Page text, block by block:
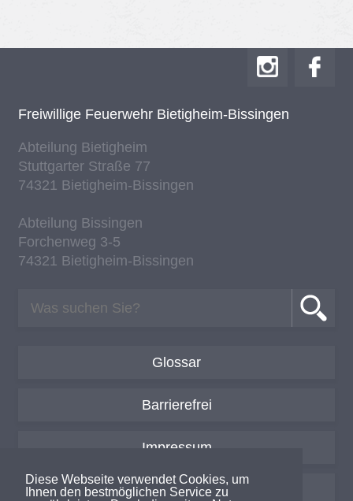
Diese Webseite verwendet Cookies, um
Ihnen den bestmöglichen Service zu
Frei­wil­li­ge Feu­er­wehr Bie­tig­heim-Bis­sin­gen
Ab­tei­lung Bie­tig­heim
Stutt­gar­ter Stra­ße 77
74321 Bie­tig­heim-Bis­sin­gen
Ab­tei­lung Bis­sin­gen
For­chen­weg 3-5
74321 Bie­tig­heim-Bis­sin­gen
Glossar
Barrierefrei
Impressum
Datenschutzerklärung